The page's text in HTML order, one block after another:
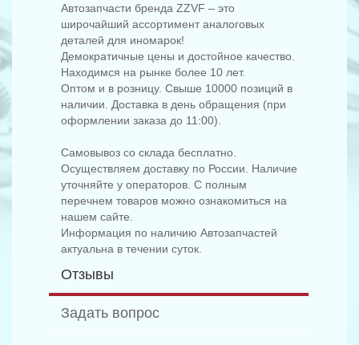
Автозапчасти бренда ZZVF – это
широчайший ассортимент аналоговых
деталей для иномарок!
Демократичные цены и достойное качество.
Находимся на рынке более 10 лет.
Оптом и в розницу. Свыше 10000 позиций в
наличии. Доставка в день обращения (при
оформлении заказа до 11:00).
Самовывоз со склада бесплатно.
Осуществляем доставку по России. Наличие
уточняйте у операторов. С полным
перечнем товаров можно ознакомиться на
нашем сайте.
Информация по наличию Автозапчастей
актуальна в течении суток.
Отзывы
Задать вопрос